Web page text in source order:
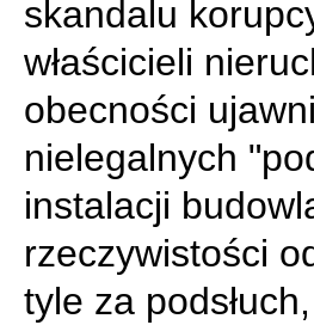
skandalu
właścicieli
obecności
nielegalnych
instalacji
rzeczywistości
tyle za